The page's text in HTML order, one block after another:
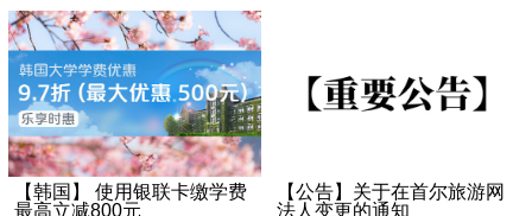
【韩国】 使用银联卡缴学费
最高立减800元
【公告】关于在首尔旅游网
法人变更的通知